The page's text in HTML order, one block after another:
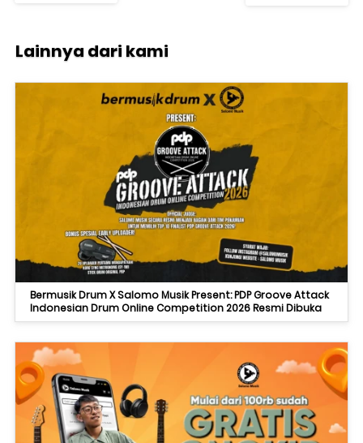
Lainnya dari kami
Bermusik Drum X Salomo Musik Present: PDP Groove Attack
Indonesian Drum Online Competition 2026 Resmi Dibuka